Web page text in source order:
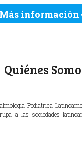
Más información
Quiénes
Pediátrica
a las sociedades